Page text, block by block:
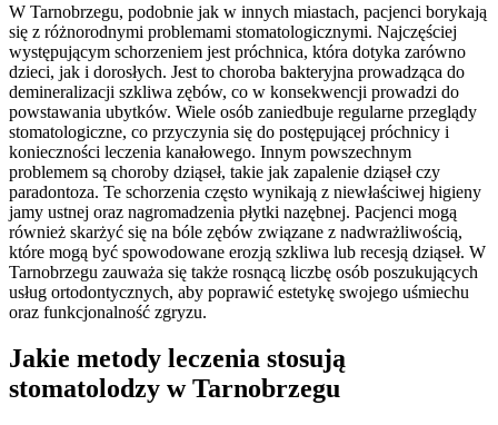
W Tarnobrzegu, podobnie jak w innych miastach, pacjenci borykają
się z różnorodnymi problemami stomatologicznymi. Najczęściej
występującym schorzeniem jest próchnica, która dotyka zarówno
dzieci, jak i dorosłych. Jest to choroba bakteryjna prowadząca do
demineralizacji szkliwa zębów, co w konsekwencji prowadzi do
powstawania ubytków. Wiele osób zaniedbuje regularne przeglądy
stomatologiczne, co przyczynia się do postępującej próchnicy i
konieczności leczenia kanałowego. Innym powszechnym
problemem są choroby dziąseł, takie jak zapalenie dziąseł czy
paradontoza. Te schorzenia często wynikają z niewłaściwej higieny
jamy ustnej oraz nagromadzenia płytki nazębnej. Pacjenci mogą
również skarżyć się na bóle zębów związane z nadwrażliwością,
które mogą być spowodowane erozją szkliwa lub recesją dziąseł. W
Tarnobrzegu zauważa się także rosnącą liczbę osób poszukujących
usług ortodontycznych, aby poprawić estetykę swojego uśmiechu
oraz funkcjonalność zgryzu.
Jakie metody leczenia stosują
stomatolodzy w Tarnobrzegu